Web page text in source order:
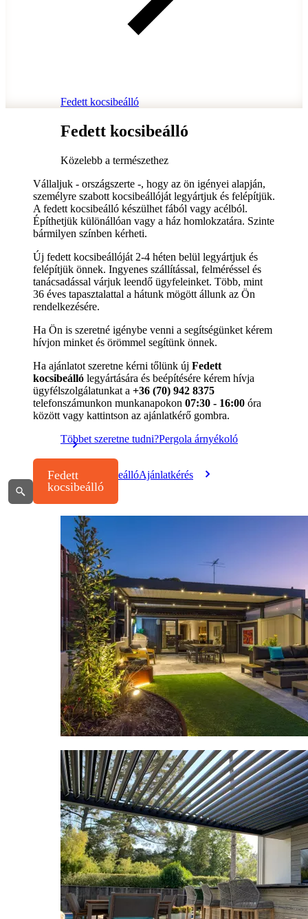
Fedett kocsibeálló
Fedett kocsibeálló
Közelebb a természethez
Vállaljuk - országszerte -, hogy az ön igényei alapján,
személyre szabott kocsibeállóját legyártjuk és felépítjük.
A fedett kocsibeálló készülhet fából vagy acélból.
Építhetjük különállóan vagy a ház homlokzatára. Szinte
bármilyen színben kérheti.
Új fedett kocsibeállóját 2-4 héten belül legyártjuk és
felépítjük önnek. Ingyenes szállítással, felméréssel és
tanácsadással várjuk leendő ügyfeleinket. Több, mint
36 éves tapasztalattal a hátunk mögött állunk az Ön
rendelkezésére.
Ha Ön is szeretné igénybe venni a segítségünket kérem
hívjon minket és örömmel segítünk önnek.
Ha ajánlatot szeretne kérni tőlünk új Fedett
kocsibeálló legyártására és beépítésére kérem hívja
ügyfélszolgálatunkat a +36 (70) 942 8375
telefonszámunkon munkanapokon 07:30 - 16:00 óra
között vagy kattintson az ajánlatkérő gombra.
Többet szeretne tudni?Pergola árnyékoló
Fedett kocsibeállóAjánlatkérés